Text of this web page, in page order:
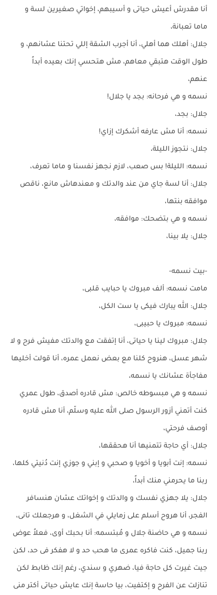
أنا مقدرش أعيش حياتى و أسيبهم، إخواتي صغيرين لسة و
ماما تعبانة،
جلال: أهلك هما أهلي، أنا أجرب الشقة إللي تحتنا عشانهم، و
طول الوقت هتبقي معاهم، مش هتحسي إنك بعيده أبداً
عنهم،
نسمه و هي فرحانه: بجد يا جلال!
جلال: بجد،
نسمه: أنا مش عارفه أشكرك إزاي!
جلال: نتجوز الليلة،
نسمه: الليلة! بس صعب، لازم نجهز نفسنا و ماما تعرف،
جلال: أنا لسة جاي من عند والدتك و معندهاش مانع، ناقص
موافقه بنتها،
نسمه و هي بتضحك: موافقه،
جلال: يلا بينا،
-بيت نسمه-
مامت نسمه: ألف مبروك يا حبايب قلبى،
جلال: الله يبارك فيكى يا ست الكل،
نسمه: مبروك يا حبيبى،
جلال: مبروك لينا يا حياتى، أنا إتفقت مع والدتك مفيش فرح و لا
شهر عسل، هنروح كلنا مع بعض نعمل عمره، أنا قولت أخليها
مفاجأة عشانك يا نسمه،
نسمه و هي مبسوطه خالص: مش قادره أصدق، طول عمري
كنت أتمني أزور الرسول صلى الله عليه وسلّم، أنا مش قادره
أوصف فرحتي،
جلال: أي حاجة تتمنيها أنا هحققها،
نسمه: إنت أبويا و أخويا و صحبي و إبني و جوزي إنت دُنيتي كلها،
ربنا ما يحرمني منك أبداً،
جلال: يلا جهزي نفسك و والدتك و إخواتك عشان هنسافر
الفجر، أنا هروح أسلم على زمايلي في الشغل، و هرجعلك تانى،
نسمه و هي حاضنة جلال و مُبتسمه: أنا بحبك أوى، فعلاً عوض
ربنا جميل، كنت فاكره عمرى ما هحب حد و لا هفكر فى حد، لكن
جيت غيرت كل حاجة فيا، ضهري و سندي، رغم إنك ظابط لكن
تنازلت عن الفرح و إكتفيت، بيا حاسة إنك عايش حياتى أكتر منى